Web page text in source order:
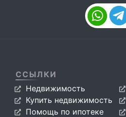
ССЫЛКИ
Недвижимость
Купить недвижимость
Помощь по ипотеке